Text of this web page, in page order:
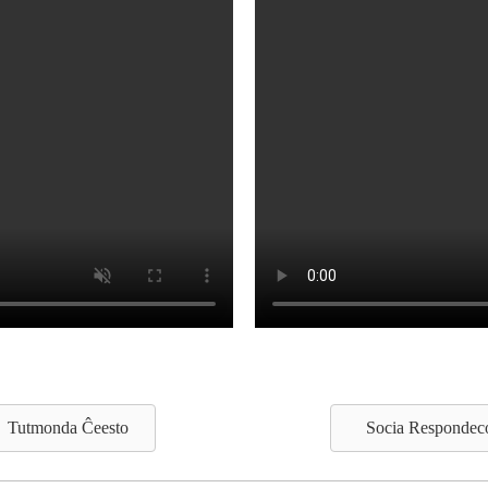
Tutmonda Ĉeesto Socia